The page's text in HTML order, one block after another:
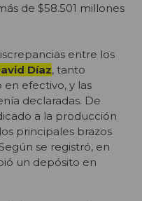
de $58.501 millones
entre los
Díaz, tanto
efectivo, y las
declaradas. De
a la producción
principales brazos
se registró, en
un depósito en